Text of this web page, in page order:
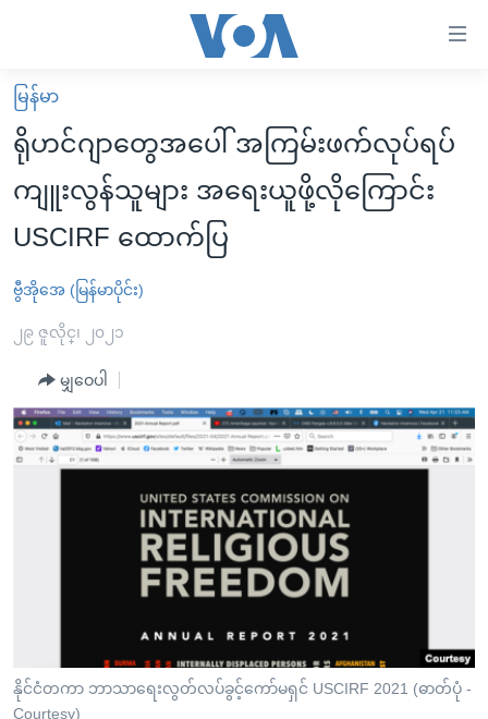
လွယ်ကူ
စေ
Link
များ
ပင်မ
သို့
ကျော်
ကြည့်
ရန်
ပင်မ
ရှာဖွေ
မူလစာမျက်နှာ
မြန်မာ
ကမ္ဘာ့သတင်းများ
နိုင်ငံတကာ
အစ္စရေး-ပါလက်စတိုင်း
ဗွီဒီယို
အင်္ဂလိပ်စာလေ့လာမယ်
အမေရိကန်သုံးအီဒီယံ
မကြေးမုံရဲ့ အင်္ဂလိပ်စာ
ရုပ်ရှင်ထဲက အင်္ဂလိပ်စာ
သုတပဒေသာ အင်္ဂလိပ်စာ
အပတ်စဉ်ကဏ္ဍများ
ရေဒီယို
တီဗွီ
ရေဒီယိုနှင့်ရုပ်သံ အချက်အလက်များ
ရေဒီယို/တီဗွီအစီအစဉ်
Learning English
ဗွီအိုအေ လူမှုကွန်ယက်များ
ဘာသာစကားများ
မြန်မာ
ရိုဟင်ဂျာတွေအပေါ် အကြမ်းဖက်လုပ်ရပ်
ကျူးလွန်သူများ အရေးယူဖို့လိုကြောင်း
USCIRF ထောက်ပြ
ဗွီအိုအေ (မြန်မာပိုင်း)
၂၉ ဇူလိုင္၊ ၂၀၂၁
မျှဝေပါ
နိုင်ငံတကာ ဘာသာရေးလွတ်လပ်ခွင့်ကော်မရှင် USCIRF 2021 (ဓာတ်ပုံ -
Courtesy)